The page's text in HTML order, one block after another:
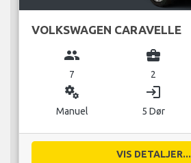
VOLKSWAGEN CARAVELLE
group
7
business_center
2
miscellaneous_services
Manuel
login
5 Dør
VIS DETALJER...